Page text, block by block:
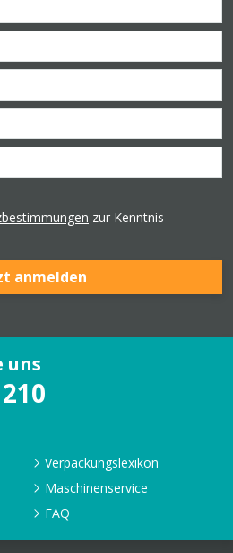
zur Kenntnis
anmelden
uns
Verpackungslexikon
Maschinenservice
FAQ